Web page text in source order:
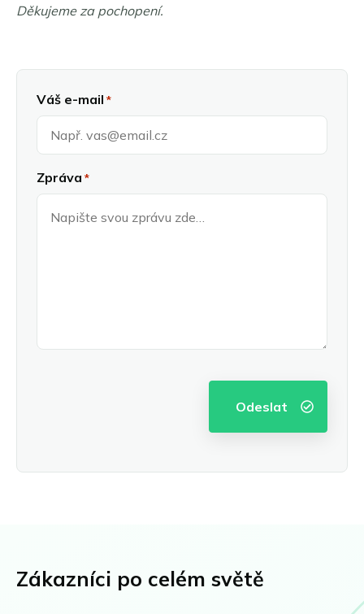
Děkujeme za pochopení.
Váš e-mail *
Zpráva *
Zákazníci po celém světě